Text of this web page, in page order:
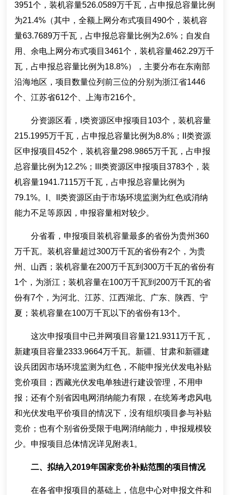
3951个，装机容量526.0589万千瓦，占申报总容量比例
为21.4%（其中，全额上网分布式项目490个，装机容
量63.7689万千瓦，占申报总容量比例为2.6%；自发自
用、余电上网分布式项目3461个，装机容量462.29万千
瓦，占申报总容量比例为18.8%），主要分布在东南部
沿海地区，项目数量位列前三位的分别为浙江省1446
个、江苏省612个、上海市216个。
分资源区看，I类资源区申报项目103个，装机容量
215.1995万千瓦，占申报总容量比例为8.8%；II类资源
区申报项目452个，装机容量298.9865万千瓦，占申报
总容量比例为12.2%；III类资源区申报项目3783个，装
机容量1941.7115万千瓦，占申报总容量比例为
79.1%。I、II类资源区由于市场环境监测为红色或消纳
能力不足等原因，申报容量相对较少。
分省看，申报项目装机容量最多的省份为贵州360
万千瓦。装机容量超过300万千瓦的省份有2个，为贵
州、山西；装机容量在200万千瓦到300万千瓦的省份有
1个，为浙江；装机容量在100万千瓦到200万千瓦的省
份有7个，为河北、江苏、江西湖北、广东、陕西、宁
夏；装机容量在100万千瓦以下的省份有13个。
这次申报项目中已并网项目容量121.9311万千瓦，
新建项目容量2333.9664万千瓦。新疆、甘肃和新疆建
设兵团因市场环境监测为红色，不能申报光伏发电补贴
竞价项目；西藏光伏发电单独进行建设管理，不用申
报；还有个别省因电网消纳能力有限，在统筹考虑风电
和光伏发电平价项目的情况下，没有组织项目参与补贴
竞价；也有个别省份受限于电网消纳能力，申报规模较
少。申报项目总体情况详见附表1。
二、拟纳入2019年国家竞价补贴范围的项目情况
在各省申报项目的基础上，信息中心对申报文件和